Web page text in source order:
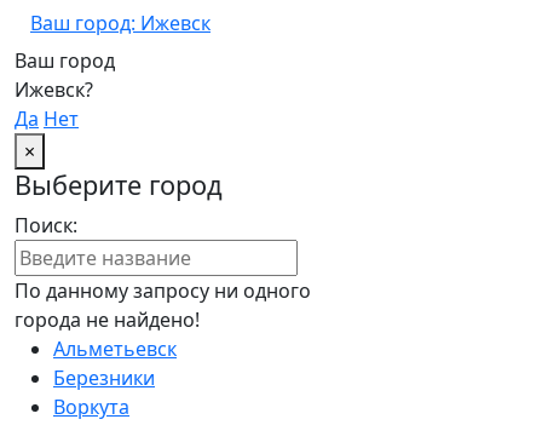
Ваш город: Ижевск
Ваш город
Ижевск?
Да Нет
×
Выберите город
Поиск:
По данному запросу ни одного
города не найдено!
Альметьевск
Березники
Воркута